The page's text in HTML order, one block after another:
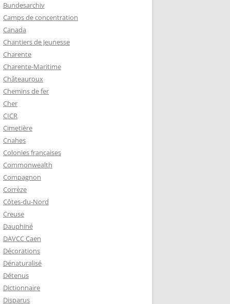
Bundesarchiv
Camps de concentration
Canada
Chantiers de Jeunesse
Charente
Charente-Maritime
Châteauroux
Chemins de fer
Cher
CICR
Cimetière
Cnahes
Colonies françaises
Commonwealth
Compagnon
Corrèze
Côtes-du-Nord
Creuse
Dauphiné
DAVCC Caen
Décorations
Dénaturalisé
Détenus
Dictionnaire
Disparus